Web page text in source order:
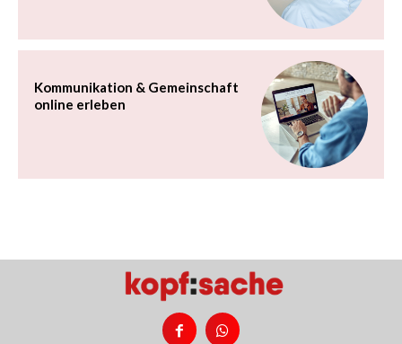
Kommunikation & Gemeinschaft
online erleben